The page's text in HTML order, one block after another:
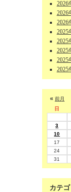
2026
2026
2026
2025
2025
2025
2025
2025
« 前月
日
3
10
17
24
31
カテゴ